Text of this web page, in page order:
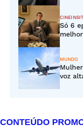
Só 6
MUNDO
voz